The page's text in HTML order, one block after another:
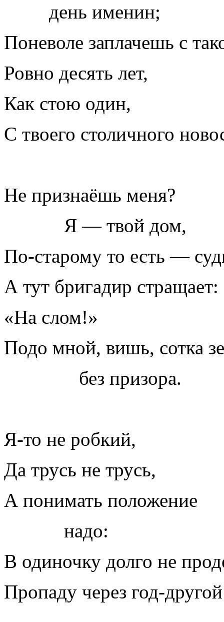
день именин;
Поневоле заплачешь с
Ровно десять лет,
Как стою один,
С твоего столичного
Не признаёшь меня?
Я — твой дом,
По-старому то есть —
А тут бригадир стращает:
«На слом!»
Подо мной, вишь, сотка
без призора.
Я-то не робкий,
Да трусь не трусь,
А понимать положение
надо:
В одиночку долго не
Пропаду через год-